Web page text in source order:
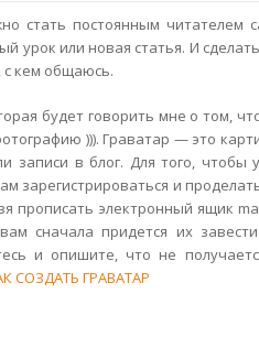
стать постоянным читателем
урок или новая статья. И
с кем общаюсь.
будет говорить мне о том,
))). Граватар — это
записи в блог. Для того, чтобы
зарегистрироваться и
прописать электронный ящик
сначала придется их
и опишите, что не
СОЗДАТЬ ГРАВАТАР